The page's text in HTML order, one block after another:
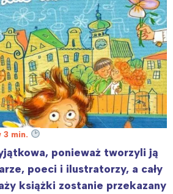
min.
ponieważ tworzyli ją
poeci i ilustratorzy, a cały
książki zostanie przekazany